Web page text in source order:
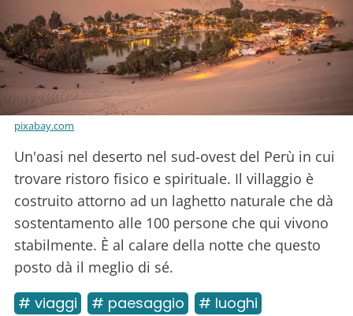
pixabay.com
Un'oasi nel deserto nel sud-ovest del Perù in cui
trovare ristoro fisico e spirituale. Il villaggio è
costruito attorno ad un laghetto naturale che dà
sostentamento alle 100 persone che qui vivono
stabilmente. È al calare della notte che questo
posto dà il meglio di sé.
# viaggi # paesaggio # luoghi